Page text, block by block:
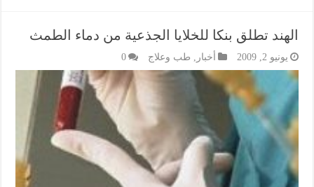
الهند تطلق بنكا للخلايا الجذعية من دماء الطمث
يونيو 2, 2009 أخبار طب وعلاج 0